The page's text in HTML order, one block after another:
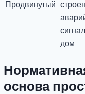
Продвинутый
дом
основа